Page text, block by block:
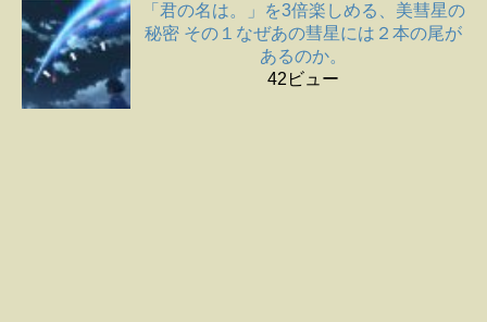
「君の名は。」を3倍楽しめる、美彗星の
秘密 その１なぜあの彗星には２本の尾が
あるのか。
42ビュー